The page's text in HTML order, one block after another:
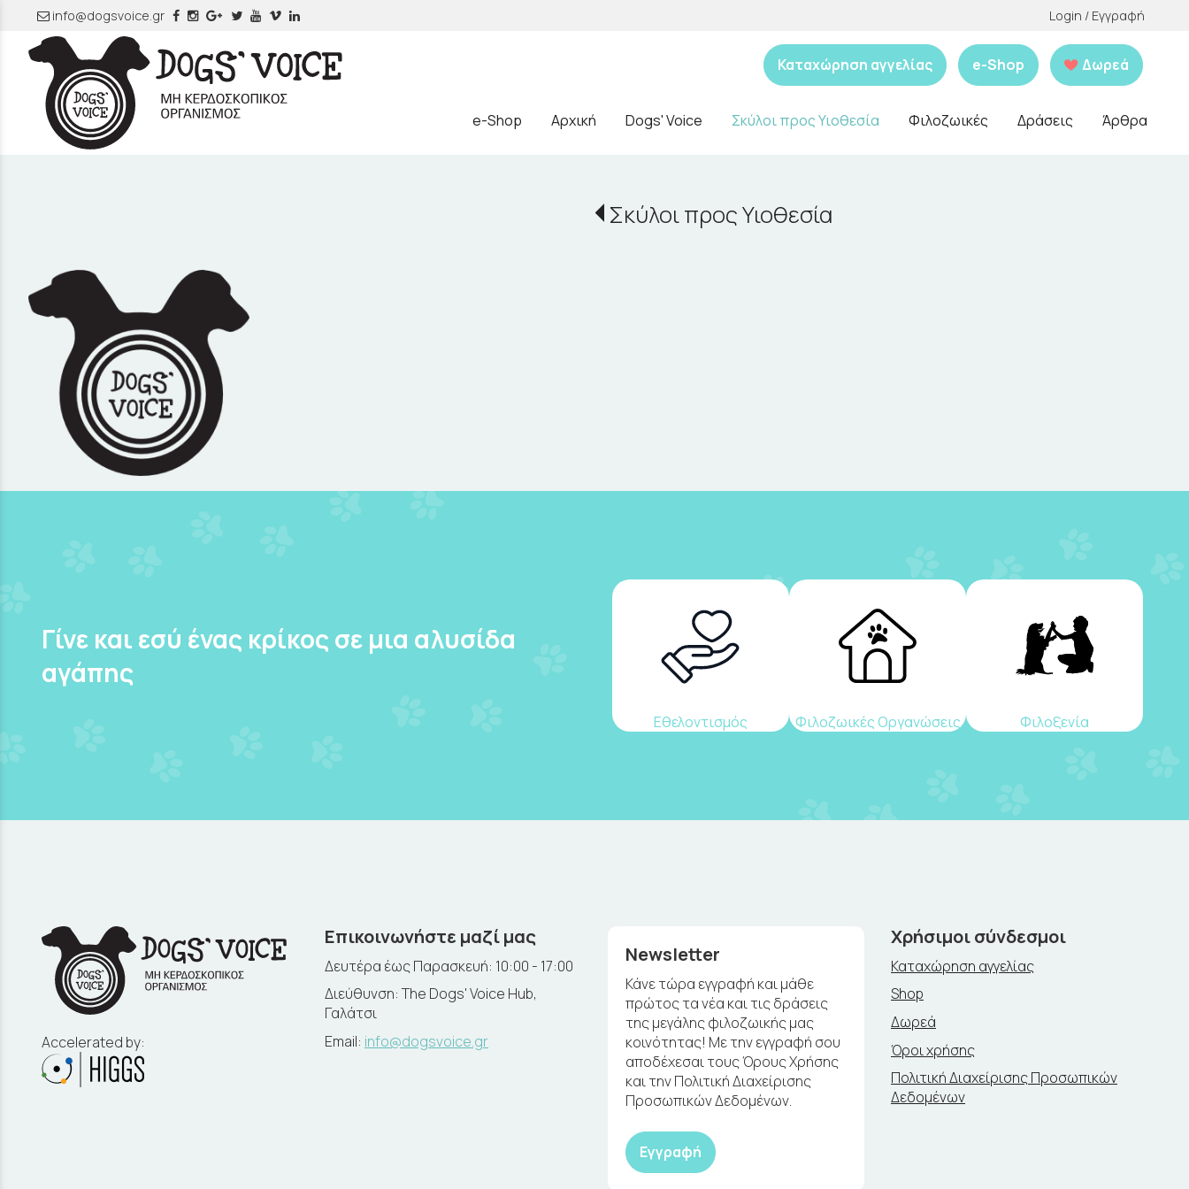
info@dogsvoice.gr Login / Εγγραφή
Καταχώρηση αγγελίας e-Shop Δωρεά
e-Shop Αρχική Dogs' Voice Σκύλοι προς Υιοθεσία Φιλοζωικές Δράσεις Άρθρα
Σκύλοι προς Υιοθεσία
Γίνε και εσύ ένας κρίκος σε μια αλυσίδα
αγάπης
Εθελοντισμός Φιλοζωικές Οργανώσεις Φιλοξενία
Accelerated by:
Επικοινωνήστε μαζί μας
Δευτέρα έως Παρασκευή: 10:00 - 17:00
Διεύθυνση: The Dogs' Voice Hub,
Γαλάτσι
Email: info@dogsvoice.gr
Newsletter
Κάνε τώρα εγγραφή και μάθε
πρώτος τα νέα και τις δράσεις
της μεγάλης φιλοζωικής μας
κοινότητας! Με την εγγραφή σου
αποδέχεσαι τους Όρους Χρήσης
και την Πολιτική Διαχείρισης
Προσωπικών Δεδομένων.
Εγγραφή
Χρήσιμοι σύνδεσμοι
Καταχώρηση αγγελίας
Shop
Δωρεά
Όροι χρήσης
Πολιτική Διαχείρισης Προσωπικών
Δεδομένων